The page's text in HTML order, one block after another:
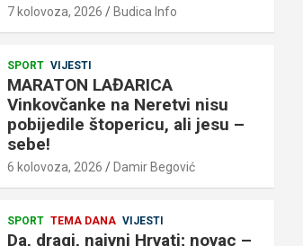
7 kolovoza, 2026 Budica Info
SPORT VIJESTI
MARATON LAĐARICA
Vinkovčanke na Neretvi nisu
pobijedile štopericu, ali jesu –
sebe!
6 kolovoza, 2026 Damir Begović
SPORT TEMA DANA VIJESTI
Da, dragi, naivni Hrvati; novac –